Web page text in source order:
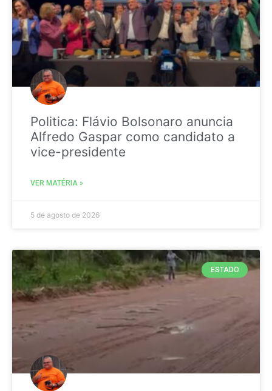
Politica: Flávio Bolsonaro anuncia
Alfredo Gaspar como candidato a
vice-presidente
VER MATÉRIA »
5 de agosto de 2026
ESTADO